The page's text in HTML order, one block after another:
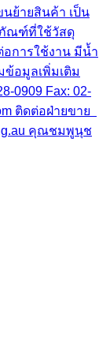
ย้ายสินค้า เป็น
ณฑ์ที่ใช้วัสดุ
การใช้งาน มีน้ำ
อมูลเพิ่มเติม
0909 Fax: 02-
ติดต่อฝ่ายขาย
คุณชมพูนุช